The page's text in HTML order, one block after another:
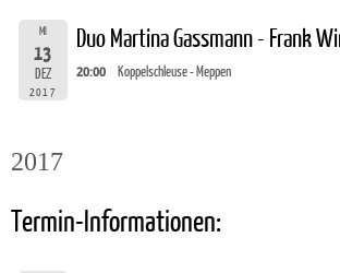
MI
13
DEZ
2017
Duo Martina Gassmann - Frank
20:00 Koppelschleuse - Meppen
2017
Termin-Informationen: